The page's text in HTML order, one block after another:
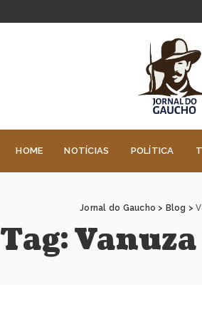
HOME NOTÍCIAS POLÍTICA
Jornal do Gaucho > Blog >
Tag: